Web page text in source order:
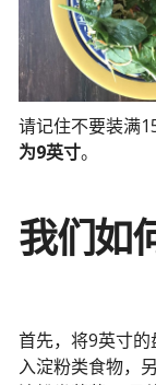
请记住不要装满
为9英寸。
我们如
首先，将9英寸
入淀粉类食物，